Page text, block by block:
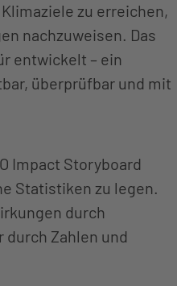
zu erreichen,
nachzuweisen. Das
entwickelt – ein
überprüfbar und mit
Impact Storyboard
Statistiken zu legen.
durch
Zahlen und